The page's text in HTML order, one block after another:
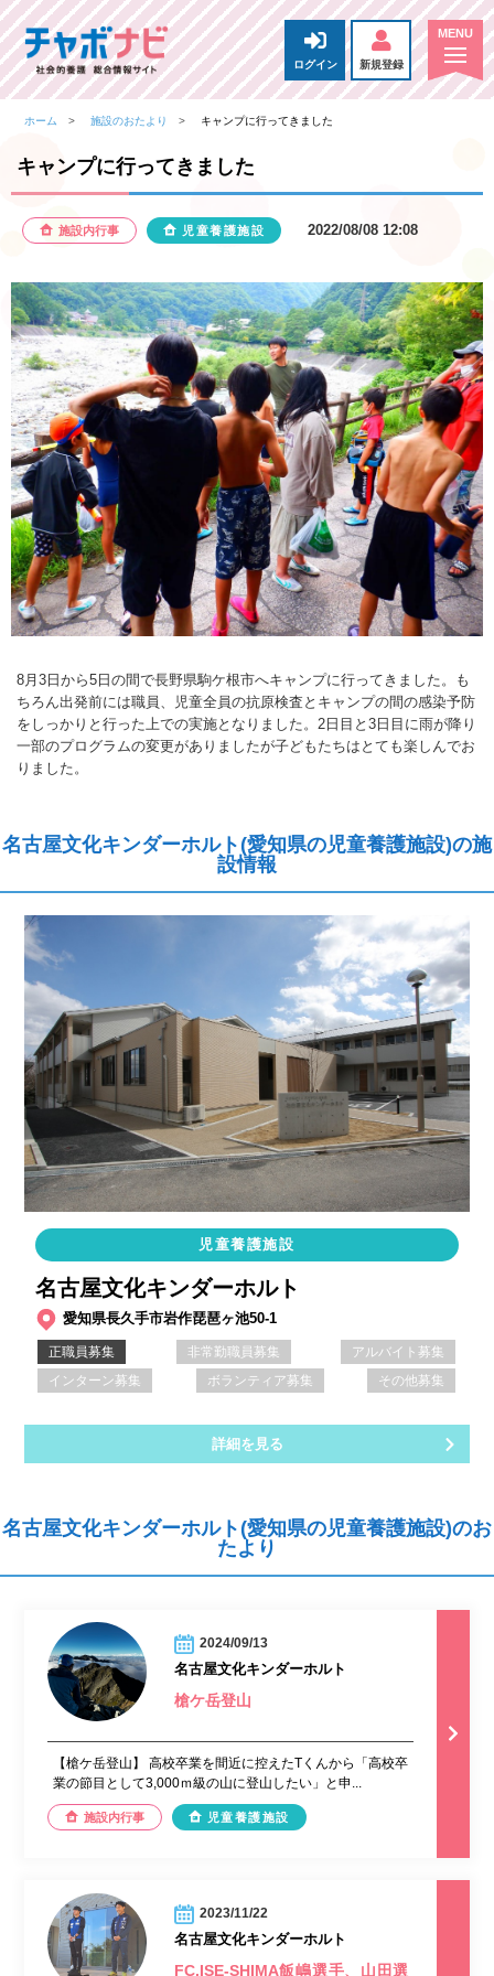
ログイン 新規登録
ホーム 施設のおたより キャンプに行ってきました
キャンプに行ってきました
施設内行事 児童養護施設 2022/08/08 12:08
8月3日から5日の間で長野県駒ケ根市へキャンプに行ってきました。も
ちろん出発前には職員、児童全員の抗原検査とキャンプの間の感染予防
をしっかりと行った上での実施となりました。2日目と3日目に雨が降り
一部のプログラムの変更がありましたが子どもたちはとても楽しんでお
りました。
名古屋文化キンダーホルト(愛知県の児童養護施設)の施
設情報
児童養護施設
名古屋文化キンダーホルト
愛知県長久手市岩作琵琶ヶ池50-1
正職員募集 非常勤職員募集
アルバイト募集
インターン募集
ボランティア募集 その他募集
詳細を見る
名古屋文化キンダーホルト(愛知県の児童養護施設)のお
たより
2024/09/13
名古屋文化キンダーホルト
槍ケ岳登山
【槍ケ岳登山】 高校卒業を間近に控えたTくんから「高校卒
業の節目として3,000ｍ級の山に登山したい」と申...
施設内行事 児童養護施設
2023/11/22
名古屋文化キンダーホルト
FC.ISE-SHIMA飯嶋選手、山田選